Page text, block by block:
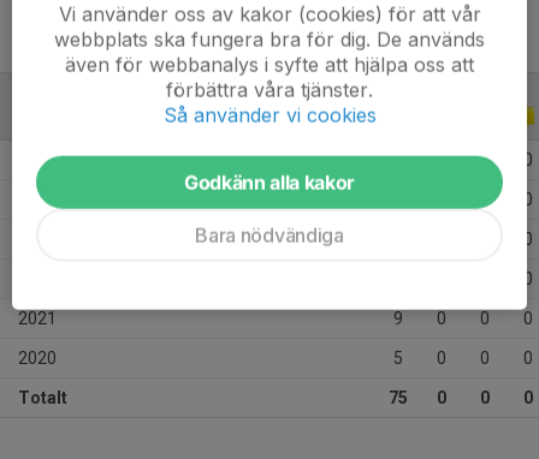
ALLA ÅR
2026 12 0 0 0
2025 0
0
0
2021 9 0 0 0
2020 5 0 0 0
Totalt 75 0 0 0
Vi använder oss av kakor (cookies) för att vår
webbplats ska fungera bra för dig. De används
även för webbanalys i syfte att hjälpa oss att
förbättra våra tjänster.
Så använder vi cookies
Godkänn alla kakor
Bara nödvändiga